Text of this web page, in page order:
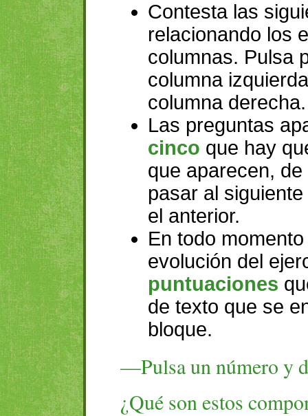
Contesta las
relacionando los
columnas. Pulsa
columna
columna derecha.
Las preguntas
cinco que hay
que aparecen,
pasar al
el anterior.
En todo
evolución del
puntuaciones
de texto que se
bloque.
—Pulsa un número y
¿Qué son estos